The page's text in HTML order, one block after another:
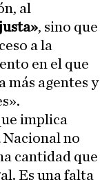
al
, sino que
a la
en el que
más agentes y
implica
Nacional no
cantidad que
Es una falta